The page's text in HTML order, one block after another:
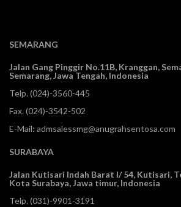
SEMARANG
Jalan Gang Pinggir No.11B, Kranggan,
Semarang, Jawa Tengah, Indonesia
Telp. (024)-3560-445
Fax. (024)-3542-502
E-Mail: admsalessmg@anugrahsentosa.com
SURABAYA
Jalan Kutisari Indah Barat I/ 54, Kutisari,
Kota Surabaya, Jawa timur, Indonesia
Telp. (031)-9901-3191